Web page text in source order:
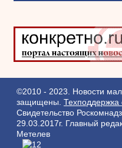
©2010 - 2023. Новости
защищены. Техподдержка
Свидетельство
29.03.2017г.